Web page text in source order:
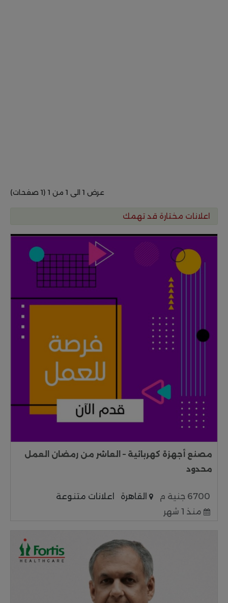
عرض 1 الى 1 من 1 (1 صفحات)
اعلانات مختارة قد تهمك
مصنع أجهزة كهربائية – العاشر من رمضان العمل
محدود
6700 جنية م القاهرة
اعلانات متنوعة
منذ 1 شهر